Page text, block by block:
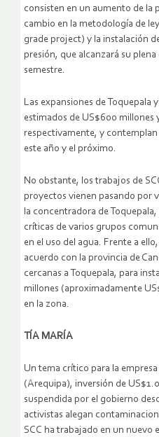
consisten en un aumento de la
cambio en la metodología de
grade project) y la instalación
presión, que alcanzará su
semestre.
Las expansiones de Toquepala
estimados de US$600 millones
respectivamente, y
este año y el próximo.
No obstante, los trabajos de
proyectos vienen pasando por
la concentradora de
críticas de varios grupos
en el uso del agua. Frente a
acuerdo con la provincia de
cercanas a Toquepala, para
millones (aproximadamente
en la zona.
TÍA MARÍA
Un tema crítico para la
(Arequipa), inversión de
suspendida por el gobierno
activistas alegan
SCC ha trabajado en un nuevo